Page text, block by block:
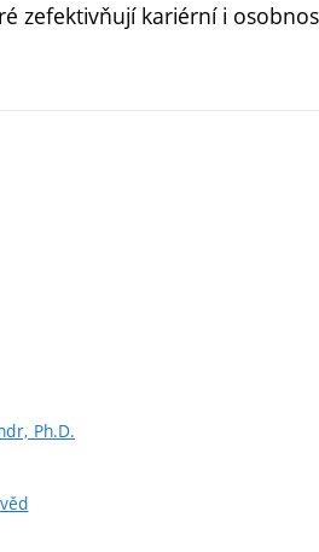
zefektivňují kariérní i
Ph.D.